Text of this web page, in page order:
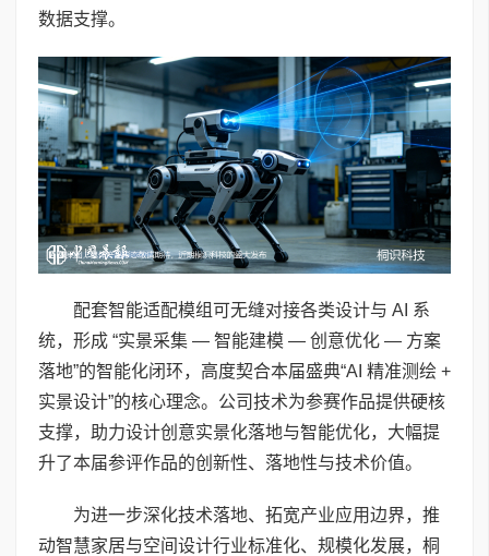
数据支撑。
配套智能适配模组可无缝对接各类设计与 AI 系
统，形成 “实景采集 — 智能建模 — 创意优化 — 方案
落地”的智能化闭环，高度契合本届盛典“AI 精准测绘 +
实景设计”的核心理念。公司技术为参赛作品提供硬核
支撑，助力设计创意实景化落地与智能优化，大幅提
升了本届参评作品的创新性、落地性与技术价值。
为进一步深化技术落地、拓宽产业应用边界，推
动智慧家居与空间设计行业标准化、规模化发展，桐